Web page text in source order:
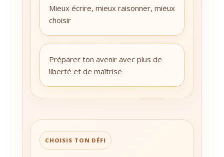
Mieux écrire, mieux raisonner, mieux
choisir
Préparer ton avenir avec plus de
liberté et de maîtrise
CHOISIS TON DÉFI